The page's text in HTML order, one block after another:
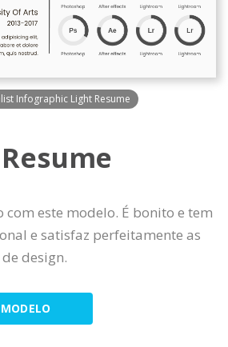
Infographic Light Resume
com este modelo. É bonito e tem
e satisfaz perfeitamente as
design.